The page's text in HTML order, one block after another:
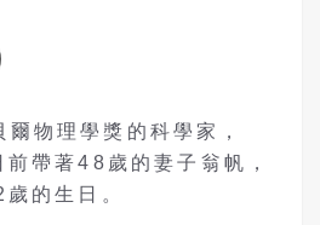
物理學獎的科學家，
帶著48歲的妻子翁帆，
的生日。